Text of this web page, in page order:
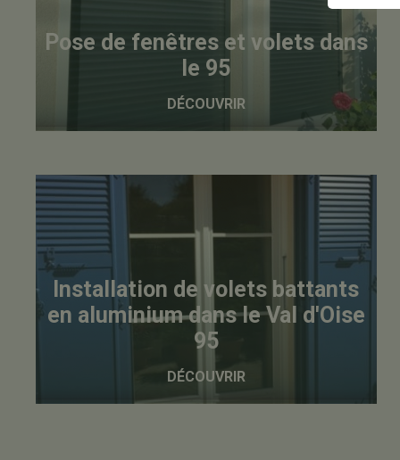
Pose de fenêtres et volets dans
le 95
DÉCOUVRIR
Installation de volets battants
en aluminium dans le Val d'Oise
95
DÉCOUVRIR